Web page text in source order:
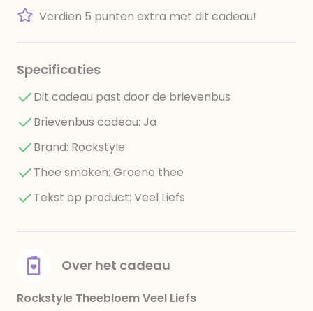
Verdien 5 punten extra met dit cadeau!
Specificaties
Dit cadeau past door de brievenbus
Brievenbus cadeau: Ja
Brand: Rockstyle
Thee smaken: Groene thee
Tekst op product: Veel Liefs
Over het cadeau
Rockstyle Theebloem Veel Liefs